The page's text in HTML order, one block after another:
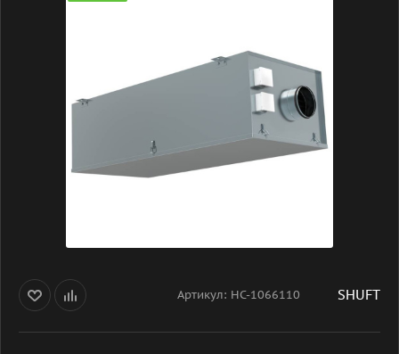
Артикул: НС-1066110 SHUFT